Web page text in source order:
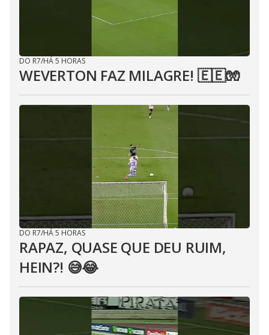
DO R7/HÁ 5 HORAS
WEVERTON FAZ MILAGRE! 🇪🇪🧤
DO R7/HÁ 5 HORAS
RAPAZ, QUASE QUE DEU RUIM,
HEIN?! 😅😂⁣